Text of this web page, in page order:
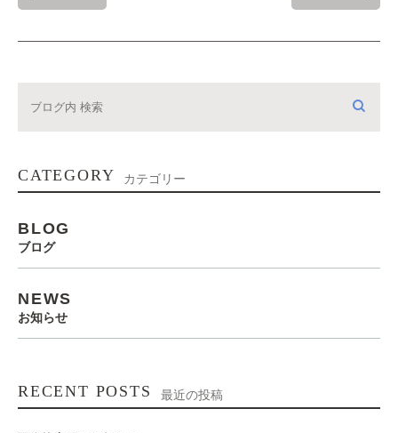
CATEGORY カテゴリー
BLOG
ブログ
NEWS
お知らせ
RECENT POSTS 最近の投稿